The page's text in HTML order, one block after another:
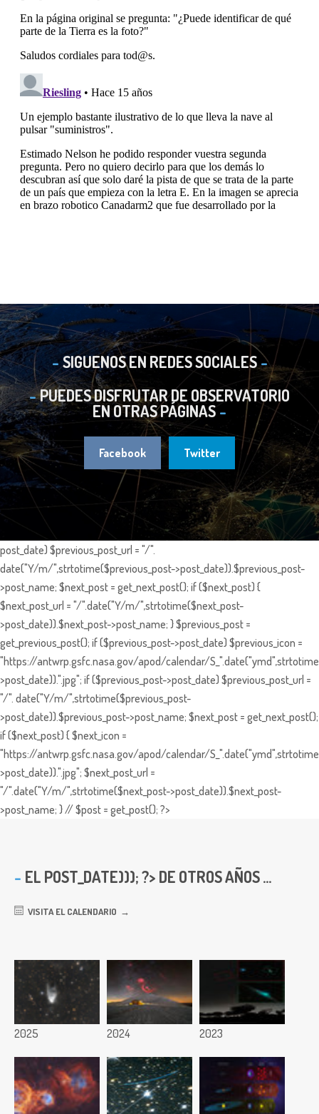
SIGUENOS EN REDES SOCIALES
PUEDES DISFRUTAR DE OBSERVATORIO
EN OTRAS PÁGINAS
Facebook Twitter
post_date) $previous_post_url = "/".
date("Y/m/",strtotime($previous_post->post_date)).$previous_post-
>post_name; $next_post = get_next_post(); if ($next_post) {
$next_post_url = "/".date("Y/m/",strtotime($next_post-
>post_date)).$next_post->post_name; } $previous_post =
get_previous_post(); if ($previous_post->post_date) $previous_icon =
"https://antwrp.gsfc.nasa.gov/apod/calendar/
>post_date)).".jpg"; if ($previous_post->post_date) $previous_post_url =
"/". date("Y/m/",strtotime($previous_post-
>post_date)).$previous_post->post_name; $next_post = get_next_post();
if ($next_post) { $next_icon =
"https://antwrp.gsfc.nasa.gov/apod/calendar/
>post_date)).".jpg"; $next_post_url =
"/".date("Y/m/",strtotime($next_post->post_date)).$next_post-
>post_name; } // $post = get_post(); ?>
EL POST_DATE))); ?> DE OTROS AÑOS ...
VISITA EL CALENDARIO
2025 2024 2023